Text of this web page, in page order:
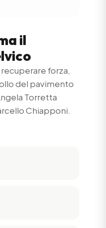
il
forza,
del pavimento
Torretta
Chiapponi.